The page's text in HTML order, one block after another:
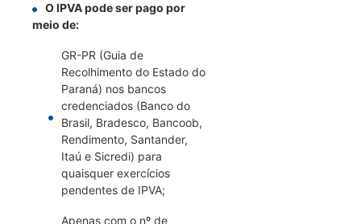
O IPVA pode ser pago por
meio de:
GR-PR (Guia de
Recolhimento do Estado do
Paraná) nos bancos
credenciados (Banco do
Brasil, Bradesco, Bancoob,
Rendimento, Santander,
Itaú e Sicredi) para
quaisquer exercícios
pendentes de IPVA;
Apenas com o nº de